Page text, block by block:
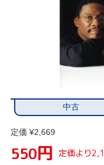
中古
定価 ¥2,669
550円 定価より